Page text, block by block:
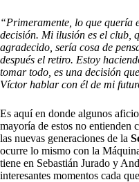
“Primeramente, lo que quería
decisión. Mi ilusión es el club,
agradecido, sería cosa de
después el retiro. Estoy
tomar todo, es una decisión
Víctor hablar con él de mi
Es aquí en donde algunos
mayoría de estos no entienden
las nuevas generaciones de la
ocurre lo mismo con la
tiene en Sebastián Jurado y
interesantes momentos cada